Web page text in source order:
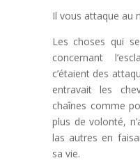
Il vous attaque au
Les choses qui
concernant
c’étaient des
entravait les
chaînes comme
plus de volonté,
las autres en
sa vie.